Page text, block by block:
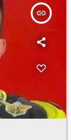
insert_link